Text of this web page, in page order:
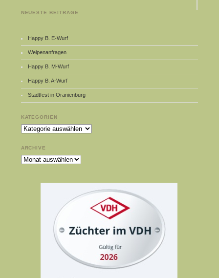
NEUESTE BEITRÄGE
Happy B. E-Wurf
Welpenanfragen
Happy B. M-Wurf
Happy B. A-Wurf
Stadtfest in Oranienburg
KATEGORIEN
Kategorien
ARCHIVE
Archive